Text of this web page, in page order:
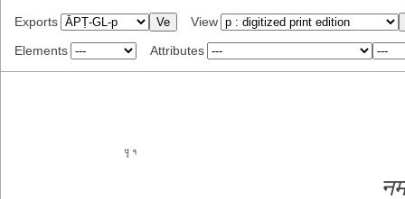
Exports
View
Elements
Attributes
१